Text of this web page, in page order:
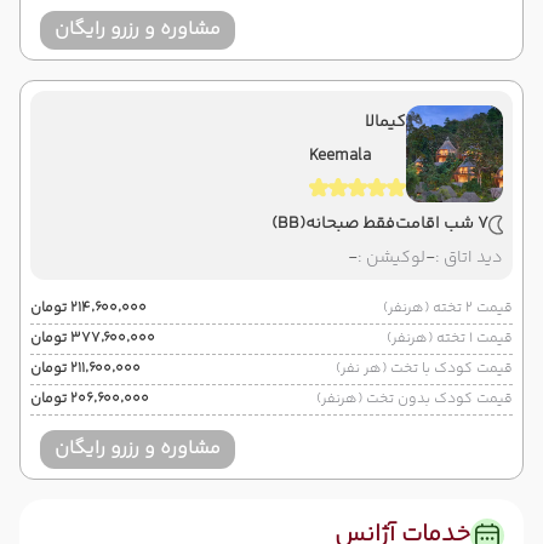
مشاوره و رزرو رایگان
کیمالا
Keemala
7 شب اقامت فقط صبحانه(BB)
دید اتاق :-لوکیشن :-
قیمت 2 تخته (هرنفر)
۲۱۴٬۶۰۰٬۰۰۰ تومان
قیمت 1 تخته (هرنفر)
۳۷۷٬۶۰۰٬۰۰۰ تومان
قیمت کودک با تخت (هر نفر)
۲۱۱٬۶۰۰٬۰۰۰ تومان
قیمت کودک بدون تخت (هرنفر)
۲۰۶٬۶۰۰٬۰۰۰ تومان
مشاوره و رزرو رایگان
خدمات آژانس